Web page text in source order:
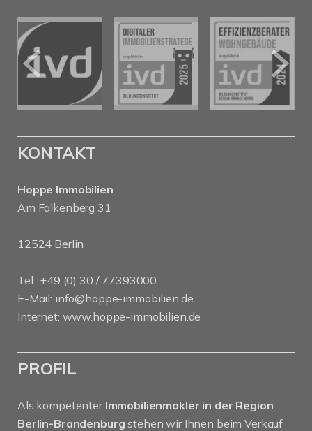
KONTAKT
Hoppe Immobilien
Am Falkenberg 31
12524 Berlin
Tel.: +49 (0) 30 / 77393000
E-Mail: info@hoppe-immobilien.de
Internet: www.hoppe-immobilien.de
PROFIL
Als kompetenter Immobilienmakler in der Region
Berlin-Brandenburg stehen wir Ihnen beim Verkauf